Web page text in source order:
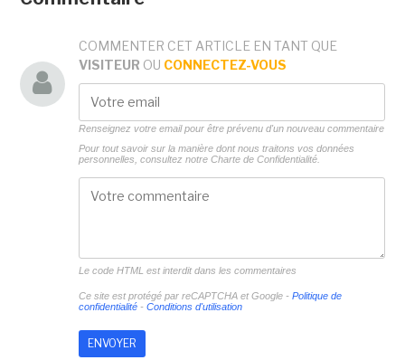
COMMENTER CET ARTICLE EN TANT QUE
VISITEUR OU CONNECTEZ-VOUS
Renseignez votre email pour être prévenu d'un nouveau commentaire
Pour tout savoir sur la manière dont nous traitons vos données
personnelles, consultez notre Charte de Confidentialité.
Le code HTML est interdit dans les commentaires
Ce site est protégé par reCAPTCHA et Google - Politique de
confidentialité- Conditions d'utilisation